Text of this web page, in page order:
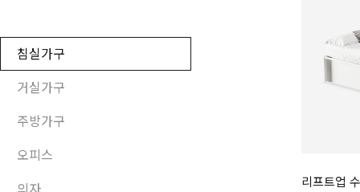
침실가구
거실가구
주방가구
오피스
리프트업